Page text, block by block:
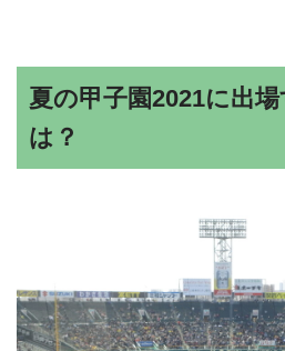
夏の甲子園2021に出
は？